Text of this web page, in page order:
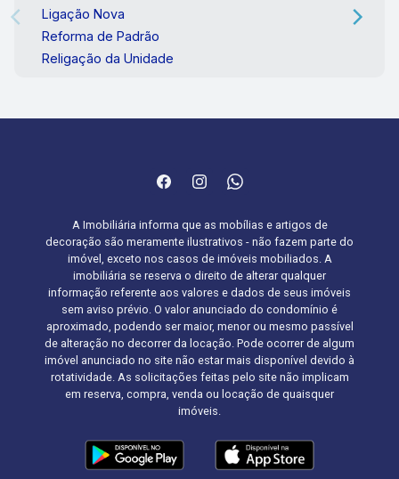
Ligação Nova
Reforma de Padrão
Religação da Unidade
A Imobiliária informa que as mobílias e artigos de
decoração são meramente ilustrativos - não fazem parte do
imóvel, exceto nos casos de imóveis mobiliados. A
imobiliária se reserva o direito de alterar qualquer
informação referente aos valores e dados de seus imóveis
sem aviso prévio. O valor anunciado do condomínio é
aproximado, podendo ser maior, menor ou mesmo passível
de alteração no decorrer da locação. Pode ocorrer de algum
imóvel anunciado no site não estar mais disponível devido à
rotatividade. As solicitações feitas pelo site não implicam
em reserva, compra, venda ou locação de quaisquer
imóveis.